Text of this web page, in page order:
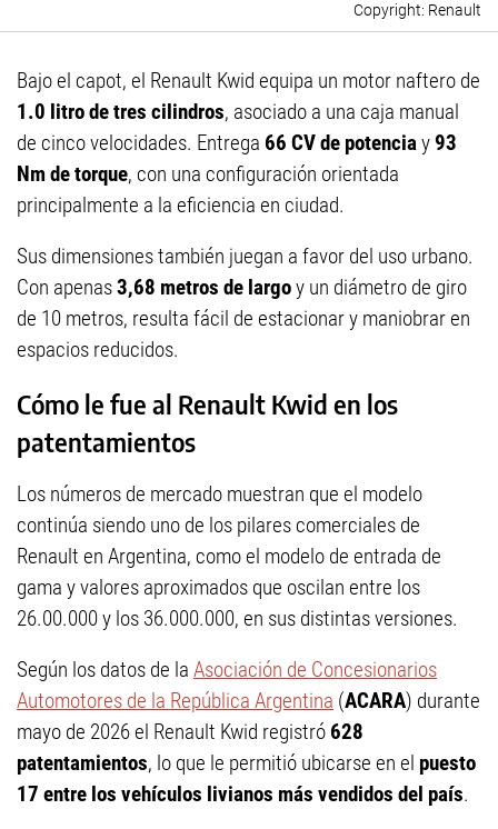
Renault
Bajo el capot, el Renault Kwid equipa un motor naftero de
1.0 litro de tres cilindros, asociado a una caja manual
de cinco velocidades. Entrega 66 CV de potenciay93
Nm de torque, con una configuración orientada
principalmente a la eficiencia en ciudad.
Sus dimensiones también juegan a favor del uso urbano.
Con apenas3,68 metros de largoy un diámetro de giro
de 10 metros, resulta fácil de estacionar y maniobrar en
espacios reducidos.
Cómo le fue al Renault Kwid en los
patentamientos
Los números de mercado muestran que el modelo
continúa siendo uno de los pilares comerciales de
Renault en Argentina, como el modelo de entrada de
gama y valores aproximados que oscilan entre los
26.00.000 y los 36.000.000, en sus distintas versiones.
Según los datos de la Asociación de Concesionarios
Automotores de la República Argentina (ACARA) durante
mayo de 2026 el Renault Kwid registró 628
patentamientos, lo que le permitió ubicarse en el puesto
17 entre los vehículos livianos más vendidos del país.